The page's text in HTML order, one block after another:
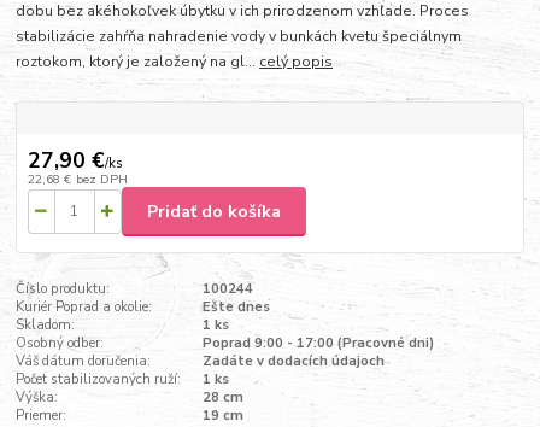
dobu bez akéhokoľvek úbytku v ich prirodzenom vzhľade. Proces
stabilizácie zahŕňa nahradenie vody v bunkách kvetu špeciálnym
roztokom, ktorý je založený na gl... celý popis
27,90 €/ks
22,68 € bez DPH
Pridať do košíka
Číslo produktu:
100244
Kuriér Poprad a okolie:
Ešte dnes
Skladom:
1 ks
Osobný odber:
Poprad 9:00 - 17:00 (Pracovné dni)
Váš dátum doručenia:
Zadáte v dodacích údajoch
Počet stabilizovaných ruží:
1 ks
Výška:
28 cm
Priemer:
19 cm